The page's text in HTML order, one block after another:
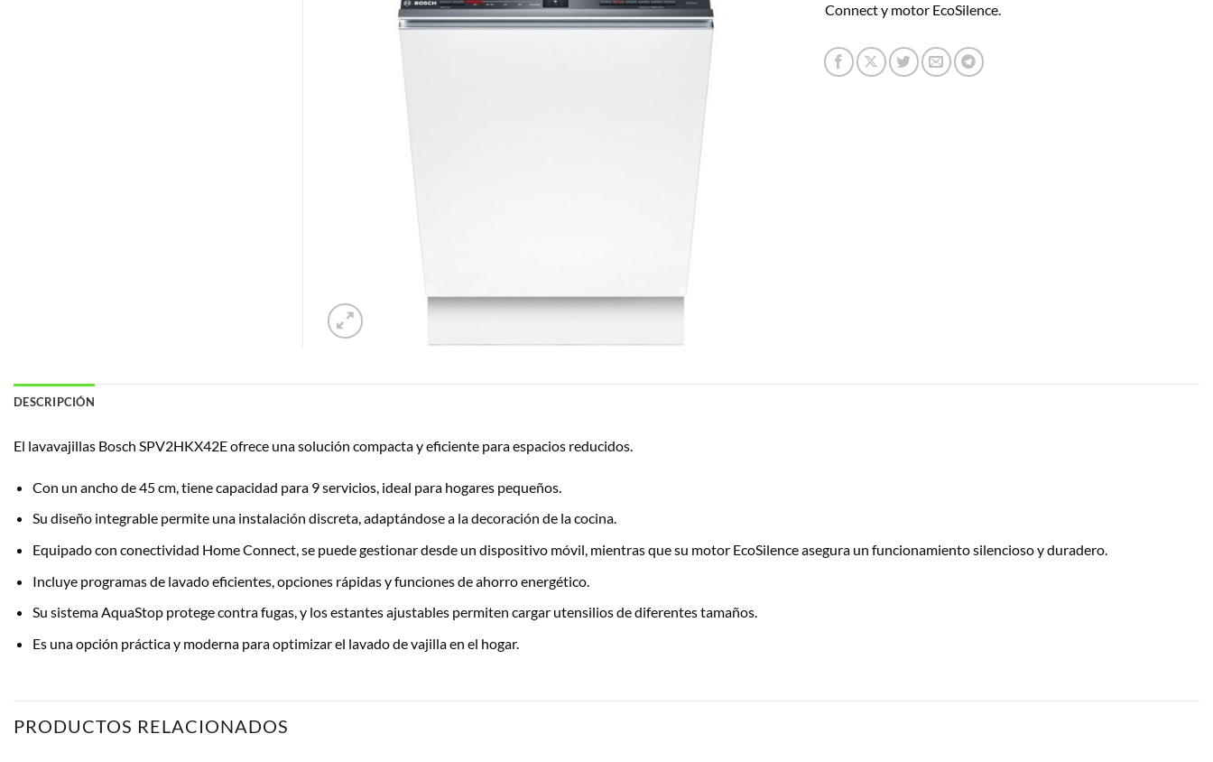
Connect y motor EcoSilence.
DESCRIPCIÓN
El lavavajillas Bosch SPV2HKX42E ofrece una solución compacta y eficiente para espacios reducidos.
Con un ancho de 45 cm, tiene capacidad para 9 servicios, ideal para hogares pequeños.
Su diseño integrable permite una instalación discreta, adaptándose a la decoración de la cocina.
Equipado con conectividad Home Connect, se puede gestionar desde un dispositivo móvil, mientras que su motor EcoSilence asegura un funcionamiento silencioso y duradero.
Incluye programas de lavado eficientes, opciones rápidas y funciones de ahorro energético.
Su sistema AquaStop protege contra fugas, y los estantes ajustables permiten cargar utensilios de diferentes tamaños.
Es una opción práctica y moderna para optimizar el lavado de vajilla en el hogar.
PRODUCTOS RELACIONADOS